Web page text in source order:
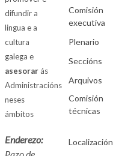
difundir a
lingua e a
cultura
galega e
asesorarás
Administracións
neses
ámbitos
Enderezo:
Comisión
executiva
Plenario
Seccións
Arquivos
Comisión
técnicas
Localización